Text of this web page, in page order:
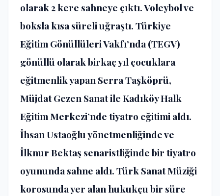
olarak 2 kere sahneye çıktı. Voleybol ve
boksla kısa süreli uğraştı. Türkiye
Eğitim Gönüllüleri Vakfı’nda (TEGV)
gönüllü olarak birkaç yıl çocuklara
eğitmenlik yapan Serra Taşköprü,
Müjdat Gezen Sanat ile Kadıköy Halk
Eğitim Merkezi’nde tiyatro eğitimi aldı.
İhsan Ustaoğlu yönetmenliğinde ve
İlknur Bektaş senaristliğinde bir tiyatro
oyununda sahne aldı. Türk Sanat Müziği
korosunda yer alan hukukçu bir süre